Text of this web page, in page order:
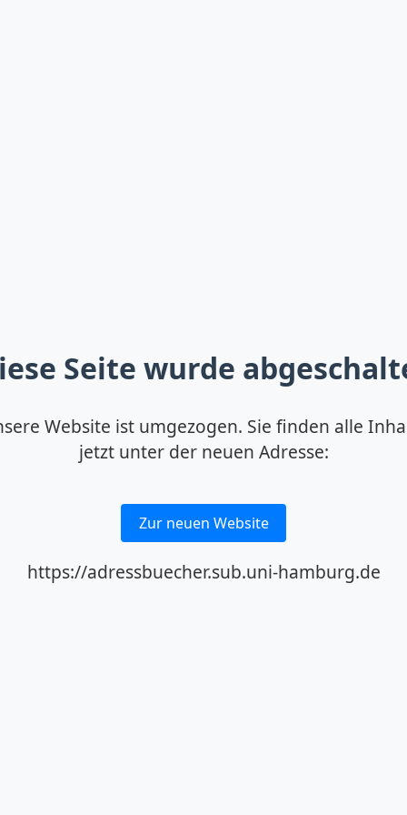
Seite wurde
Website ist umgezogen. Sie finden alle
jetzt unter der neuen Adresse:
Zur neuen Website
https://adressbuecher.sub.uni-hamburg.de